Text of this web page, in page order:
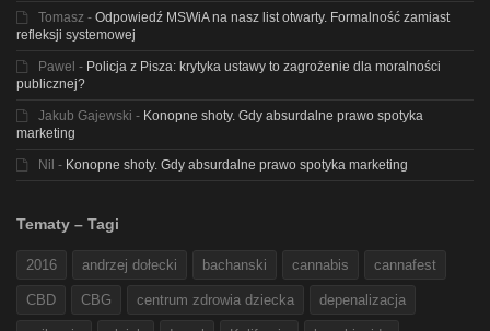
Tomasz - Odpowiedź MSWiA na nasz list otwarty. Formalność zamiast
refleksji systemowej
Pawel - Policja z Pisza: krytyka ustawy to zagrożenie dla moralności
publicznej?
Jakub Gajewski - Konopne shoty. Gdy absurdalne prawo spotyka
marketing
Nil - Konopne shoty. Gdy absurdalne prawo spotyka marketing
Tematy – Tagi
2016 andrzej dołecki bachanski cannabis cannafest
CBD CBG centrum zdrowia dziecka depenalizacja